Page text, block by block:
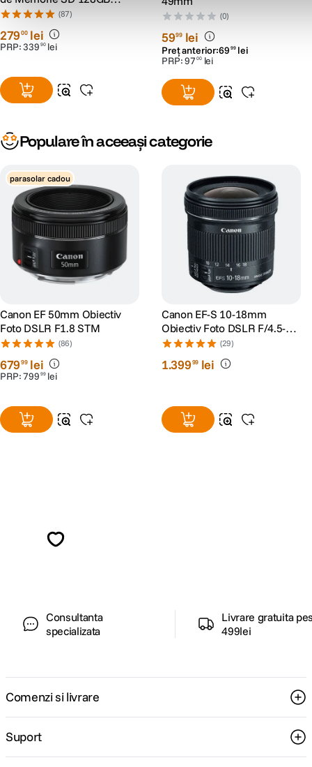
SDXC UHS-I Class 10 U3 V30
+ 2 Ani RescuePRO Deluxe
(87)
27900 lei
PRP:339 90 lei
(0)
5999 lei
Preț anterior:69 99 lei
PRP:97 00 lei
Populare în aceeași categorie
parasolar cadou
Canon EF 50mm Obiectiv
Foto DSLR F1.8 STM
(86)
67999 lei
PRP:799 99 lei
Canon EF-S 10-18mm
Obiectiv Foto DSLR F/4.5-5.6
IS STM
(29)
1.39999 lei
Consultanta
specializata
Livrare gratuita
499lei
Comenzi si livrare
Suport